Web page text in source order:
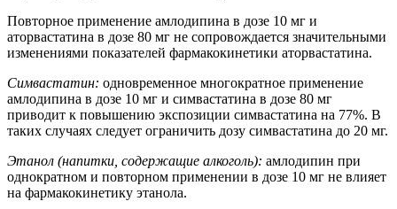
Повторное применение амлодипина в дозе 10 мг и
аторвастатина в дозе 80 мг не сопровождается значительными
изменениями показателей фармакокинетики аторвастатина.
Симвастатин: одновременное многократное применение
амлодипина в дозе 10 мг и симвастатина в дозе 80 мг
приводит к повышению экспозиции симвастатина на 77%. В
таких случаях следует ограничить дозу симвастатина до 20 мг.
Этанол (напитки, содержащие алкоголь): амлодипин при
однократном и повторном применении в дозе 10 мг не влияет
на фармакокинетику этанола.